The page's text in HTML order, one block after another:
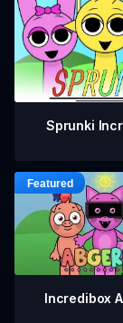
Sprunki
Incredibox